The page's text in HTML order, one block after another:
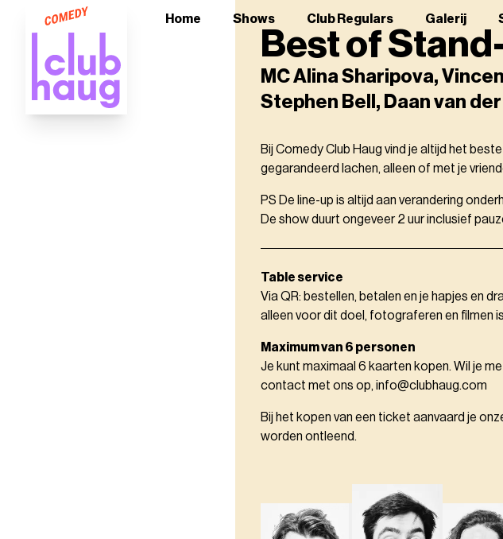
Home Shows Club Regulars Galerij
Best of
MC Alina Sharipova,
Stephen Bell, Daan van
Bij Comedy Club Haug vind je altijd het
gegarandeerd lachen, alleen of met je
PS De line-up is altijd aan verandering
De show duurt ongeveer 2 uur inclusief
Table service
Via QR: bestellen, betalen en je hapjes en
alleen voor dit doel, fotograferen en filmen
Maximum van 6 personen
Je kunt maximaal 6 kaarten kopen. Wil je
contact met ons op, info@clubhaug.com
Bij het kopen van een ticket aanvaard je
worden ontleend.